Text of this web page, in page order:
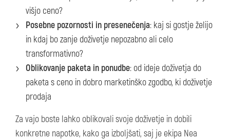
višjo ceno?
Posebne pozornosti in presenečenja: kaj si gostje želijo
in kdaj bo zanje doživetje nepozabno ali celo
transformativno?
Oblikovanje paketa in ponudbe: od ideje doživetja do
paketa s ceno in dobro marketinško zgodbo, ki doživetje
prodaja
Za vajo boste lahko oblikovali svoje doživetje in dobili
konkretne napotke, kako ga izboljšati, saj je ekipa Nea